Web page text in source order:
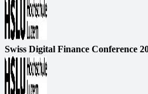
Swiss Digital Finance Conference